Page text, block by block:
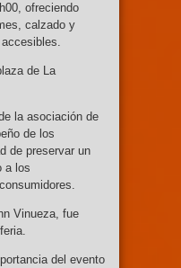
ofreciendo
calzado y
de La
la asociación de
de los
de preservar un
a los
Vinueza, fue
del evento